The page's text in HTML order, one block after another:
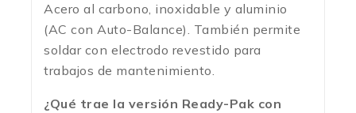
Acero al carbono, inoxidable y aluminio
(AC con Auto-Balance). También permite
soldar con electrodo revestido para
trabajos de mantenimiento.
¿Qué trae la versión Ready-Pak con